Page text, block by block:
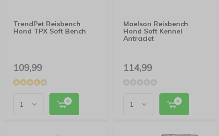
TrendPet Reisbench
Hond TPX Soft Bench
109,99
Maelson Reisbench
Hond Soft Kennel
Antraciet
114,99